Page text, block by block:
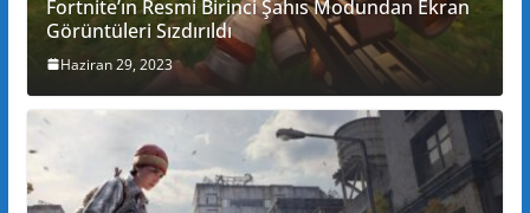
Fortnite’ın Resmi Birinci Şahıs Modundan Ekran
Görüntüleri Sızdırıldı
Haziran 29, 2023